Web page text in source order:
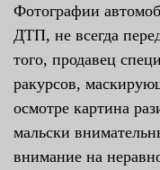
Фотографии
ДТП, не всегда
того, продавец
ракурсов,
осмотре картина
мальски
внимание на